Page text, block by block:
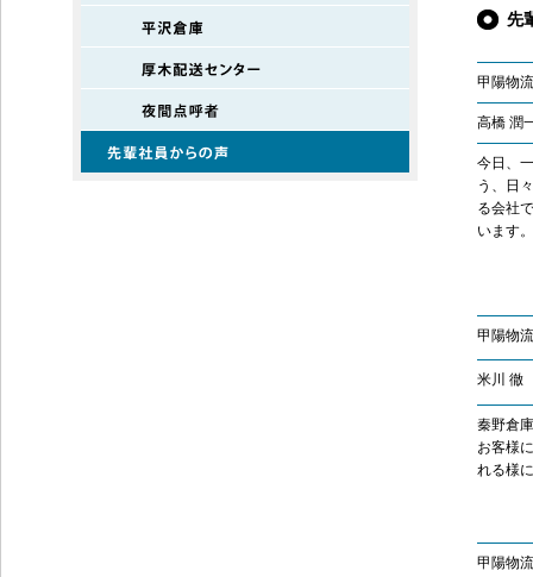
先
甲陽物
高橋 潤
今日、
う、日
る会社
います。
甲陽物
米川 徹
秦野倉
お客様
れる様
甲陽物